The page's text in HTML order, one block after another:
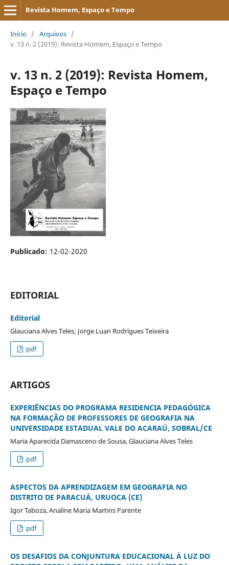
Revista Homem, Espaço e Tempo
Início / Arquivos /
v. 13 n. 2 (2019): Revista Homem, Espaço e Tempo
v. 13 n. 2 (2019): Revista Homem,
Espaço e Tempo
Publicado: 12-02-2020
EDITORIAL
Editorial
Glauciana Alves Teles; Jorge Luan Rodrigues Teixeira
pdf
ARTIGOS
EXPERIÊNCIAS DO PROGRAMA RESIDENCIA PEDAGÓGICA
NA FORMAÇÃO DE PROFESSORES DE GEOGRAFIA NA
UNIVERSIDADE ESTADUAL VALE DO ACARAÚ, SOBRAL/CE
Maria Aparecida Damasceno de Sousa, Glauciana Alves Teles
pdf
ASPECTOS DA APRENDIZAGEM EM GEOGRAFIA NO
DISTRITO DE PARACUÁ, URUOCA (CE)
Igor Taboza, Analine Maria Martins Parente
pdf
OS DESAFIOS DA CONJUNTURA EDUCACIONAL À LUZ DO